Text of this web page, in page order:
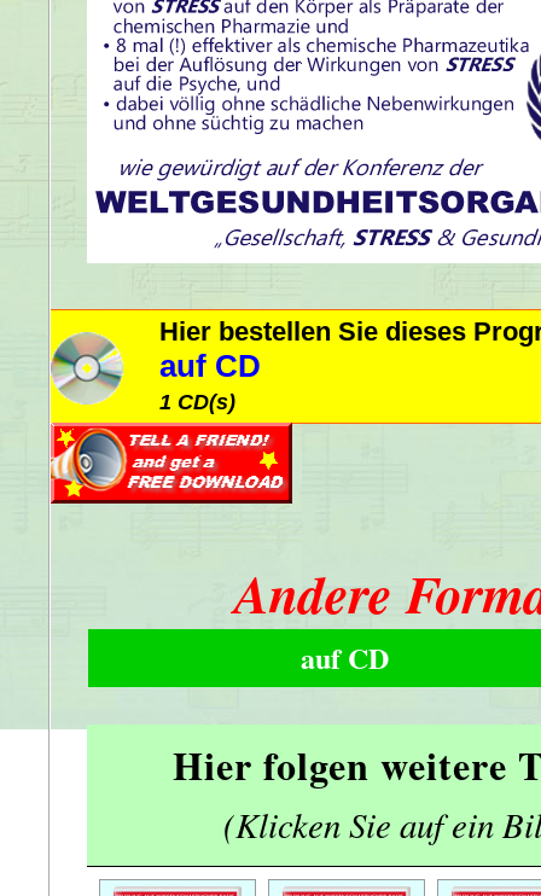
Hier bestellen Sie dieses
auf CD
1 CD(s)
Andere
auf CD
Hier folgen weitere
(Klicken Sie auf ein